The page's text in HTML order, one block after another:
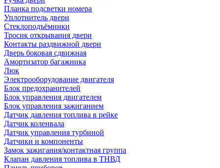
Планка подсветки номера
Уплотнитель двери
Стеклоподъёмники
Тросик открывания двери
Контакты раздвижной двери
Дверь боковая сдвижная
Амортизатор багажника
Люк
Электрооборудование двигателя
Блок предохранителей
Блок управления двигателем
Блок управления зажиганием
Датчик давления топлива в рейке
Датчик коленвала
Датчик управления турбиной
Датчики и компоненты
Замок зажигания/контактная группа
Клапан давления топлива в ТНВД